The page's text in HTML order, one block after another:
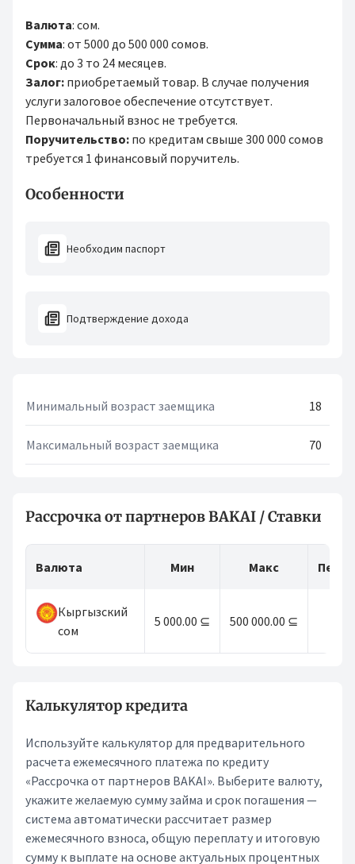
Валюта: сом.
Сумма: от 5000 до 500 000 сомов.
Срок: до 3 то 24 месяцев.
Залог: приобретаемый товар. В случае получения
услуги залоговое обеспечение отсутствует.
Первоначальный взнос не требуется.
Поручительство: по кредитам свыше 300 000 сомов
требуется 1 финансовый поручитель.
Особенности
Необходим паспорт
Подтверждение дохода
Минимальный возраст заемщика 18
Максимальный возраст заемщика 70
Рассрочка от партнеров BAKAI / Ставки
Валюта Мин Макс
Кыргызский
сом
5 000.00 ⊆ 500 000.00 ⊆
Калькулятор кредита
Используйте калькулятор для предварительного
расчета ежемесячного платежа по кредиту
«Рассрочка от партнеров BAKAI». Выберите валюту,
укажите желаемую сумму займа и срок погашения —
система автоматически рассчитает размер
ежемесячного взноса, общую переплату и итоговую
сумму к выплате на основе актуальных процентных